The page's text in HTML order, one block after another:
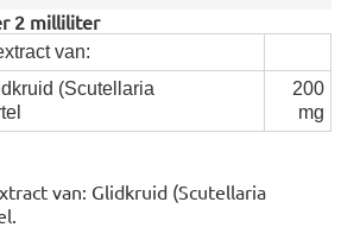
2 milliliter
van:
(Scutellaria
200
mg
van: Glidkruid (Scutellaria